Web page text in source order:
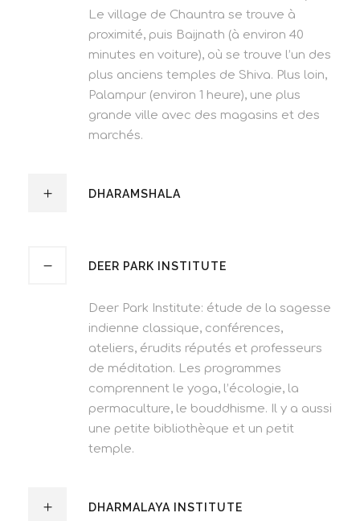
Le village de Chauntra se trouve à
proximité, puis Baijnath (à environ 40
minutes en voiture), où se trouve l’un des
plus anciens temples de Shiva. Plus loin,
Palampur (environ 1 heure), une plus
grande ville avec des magasins et des
marchés.
DHARAMSHALA
DEER PARK INSTITUTE
Deer Park Institute: étude de la sagesse
indienne classique, conférences,
ateliers, érudits réputés et professeurs
de méditation. Les programmes
comprennent le yoga, l’écologie, la
permaculture, le bouddhisme. Il y a aussi
une petite bibliothèque et un petit
temple.
DHARMALAYA INSTITUTE